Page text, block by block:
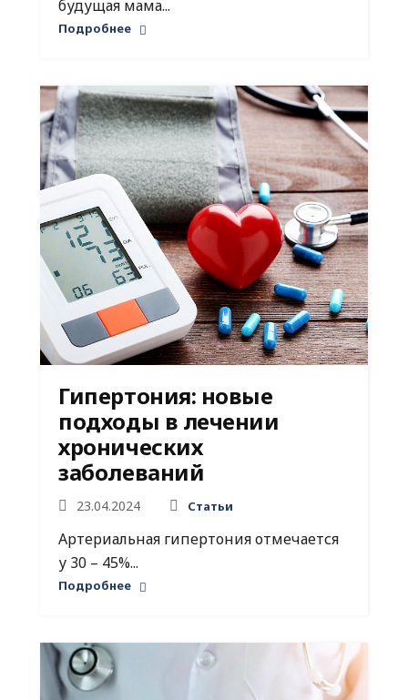
будущая мама...
Подробнее
Гипертония: новые
подходы в лечении
хронических
заболеваний
23.04.2024 Статьи
Артериальная гипертония отмечается
у 30 – 45%...
Подробнее